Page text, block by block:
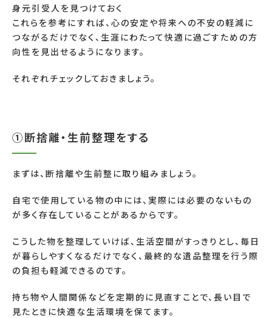
身元引受人を見つけておく
これらを参考にすれば、心の安定や将来への不安の軽減に
つながるだけでなく、生涯にわたって快適に過ごすための方
向性を見出せるようになります。
それぞれチェックしておきましょう。
①断捨離・生前整理をする
まずは、断捨離や生前整に取り組みましょう。
自宅で使用している物の中には、実際には必要のないもの
が多く存在していることがあるからです。
こうした物を整理していけば、生活空間がすっきりとし、毎日
が暮らしやすくなるだけでなく、最終的な遺品整理を行う際
の負担も軽減できるのです。
持ち物や人間関係などを定期的に見直すことで、長い目で
見たときに快適な生活環境を保てます。